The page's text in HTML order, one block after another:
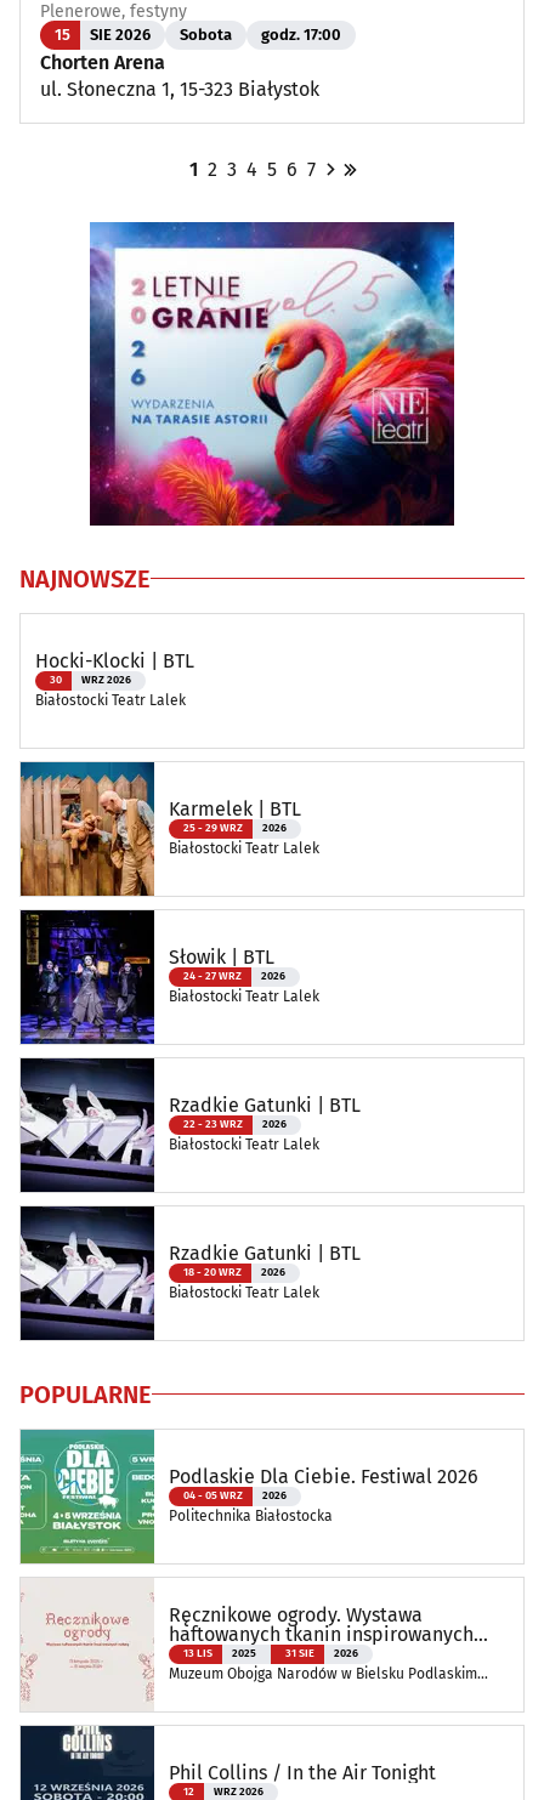
Plenerowe, festyny
15 SIE 2026 Sobota godz. 17:00
Chorten Arena
ul. Słoneczna 1, 15-323 Białystok
1 2 3 4 5 6 7
NAJNOWSZE
Hocki-Klocki | BTL
30 WRZ 2026
Białostocki Teatr Lalek
Karmelek | BTL
25 - 29 WRZ 2026
Białostocki Teatr Lalek
Słowik | BTL
24 - 27 WRZ 2026
Białostocki Teatr Lalek
Rzadkie Gatunki | BTL
22 - 23 WRZ 2026
Białostocki Teatr Lalek
Rzadkie Gatunki | BTL
18 - 20 WRZ 2026
Białostocki Teatr Lalek
POPULARNE
Podlaskie Dla Ciebie. Festiwal 2026
04 - 05 WRZ 2026
Politechnika Białostocka
Ręcznikowe ogrody. Wystawa
haftowanych tkanin inspirowanych
naturą
13 LIS 2025 31 SIE 2026
Muzeum Obojga Narodów w Bielsku Podlaskim
Phil Collins / In the Air Tonight
12 WRZ 2026